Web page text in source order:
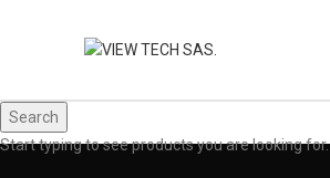
Search
Start typing to see products you are looking for.